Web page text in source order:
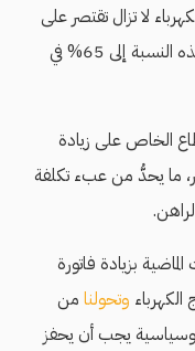
لا تزال تقتصر على
11.6%، في وقت تطمح فيه الدولة لرفع هذه النسبة إلى 65% في
الخاص على زيادة
ما يحدُّ من عبء تكلفة
بزيادة فاتورة
وتحولنا من
يجب أن يحفز